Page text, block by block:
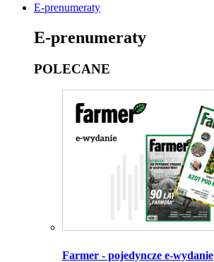
E-prenumeraty
E-prenumeraty
POLECANE
Farmer - pojedyncze e-wydanie